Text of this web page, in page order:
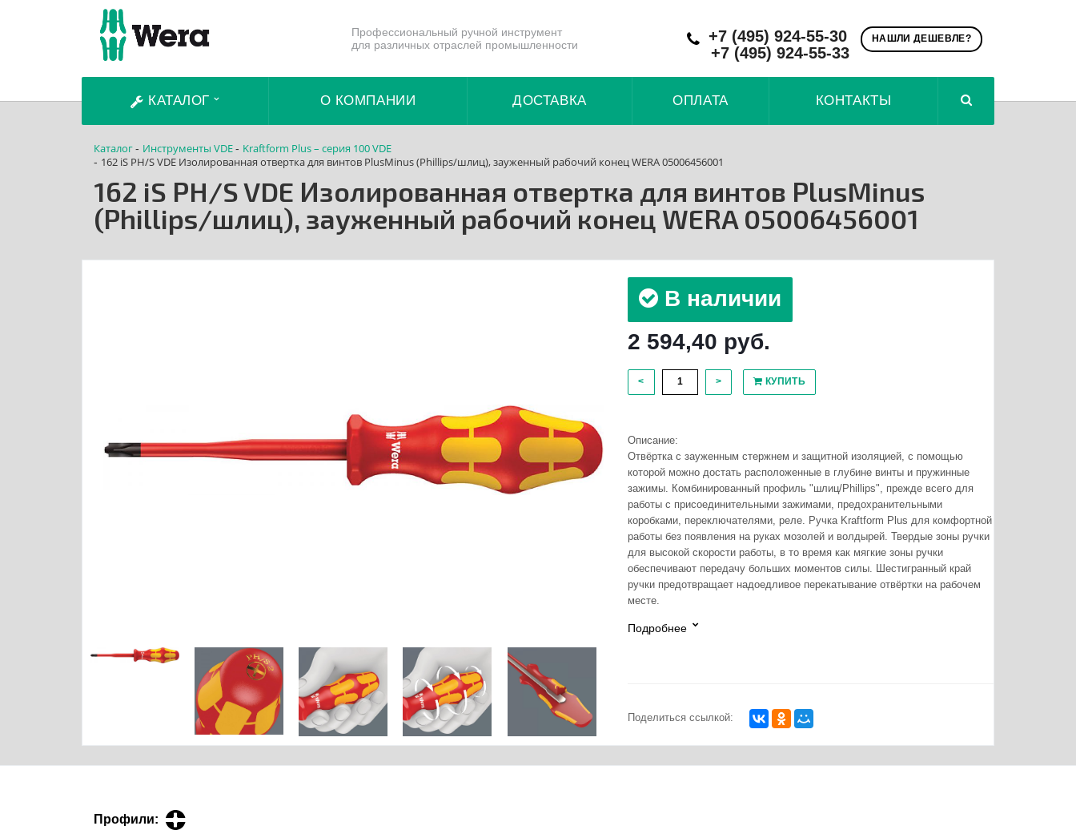
Профессиональный ручной инструмент
для различных отраслей промышленности
НАШЛИ ДЕШЕВЛЕ?
+7 (495) 924-55-30
+7 (495) 924-55-33
КАТАЛОГ О КОМПАНИИ ДОСТАВКА ОПЛАТА КОНТАКТЫ
Каталог- Инструменты VDE- Kraftform Plus – серия 100 VDE
- 162 iS PH/S VDE Изолированная отвертка для винтов PlusMinus (Phillips/шлиц), зауженный рабочий конец WERA 05006456001
162 iS PH/S VDE Изолированная отвертка для винтов PlusMinus
(Phillips/шлиц), зауженный рабочий конец WERA 05006456001
В наличии
2 594,40 руб.
< > КУПИТЬ
Описание:
Отвёртка с зауженным стержнем и защитной изоляцией, с помощью
которой можно достать расположенные в глубине винты и пружинные
зажимы. Комбинированный профиль "шлиц/Phillips", прежде всего для
работы с присоединительными зажимами, предохранительными
коробками, переключателями, реле. Ручка Kraftform Plus для комфортной
работы без появления на руках мозолей и волдырей. Твердые зоны ручки
для высокой скорости работы, в то время как мягкие зоны ручки
обеспечивают передачу больших моментов силы. Шестигранный край
ручки предотвращает надоедливое перекатывание отвёртки на рабочем
месте.
Подробнее
Поделиться ссылкой:
Профили: